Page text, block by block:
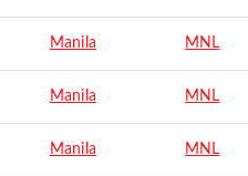
Manila MNL
Manila MNL
Manila MNL